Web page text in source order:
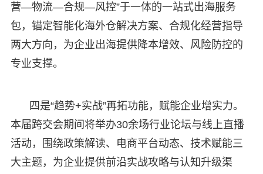
营—物流—合规—风控”于一体的一站式出海服务
包，锚定智能化海外仓解决方案、合规化经营指导
两大方向，为企业出海提供降本增效、风险防控的
专业支撑。
四是“趋势+实战”再拓功能，赋能企业增实力。
本届跨交会期间将举办30余场行业论坛与线上直播
活动，围绕政策解读、电商平台动态、技术赋能三
大主题，为企业提供前沿实战攻略与认知升级渠